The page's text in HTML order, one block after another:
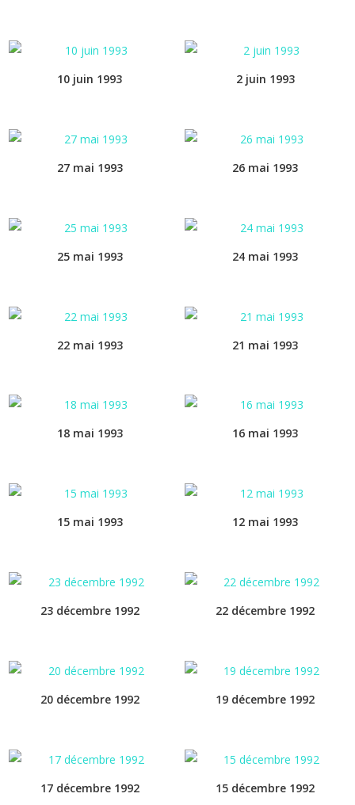
10 juin 1993 2 juin 1993
27 mai 1993 26 mai 1993
25 mai 1993 24 mai 1993
22 mai 1993 21 mai 1993
18 mai 1993 16 mai 1993
15 mai 1993 12 mai 1993
23 décembre 1992 22 décembre 1992
20 décembre 1992 19 décembre 1992
17 décembre 1992 15 décembre 1992